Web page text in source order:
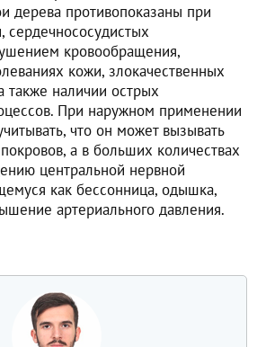
дерева противопоказаны при
сердечнососудистых
кровообращения,
кожи, злокачественных
также наличии острых
При наружном применении
что он может вызывать
а в больших количествах
центральной нервной
как бессонница, одышка,
артериального давления.